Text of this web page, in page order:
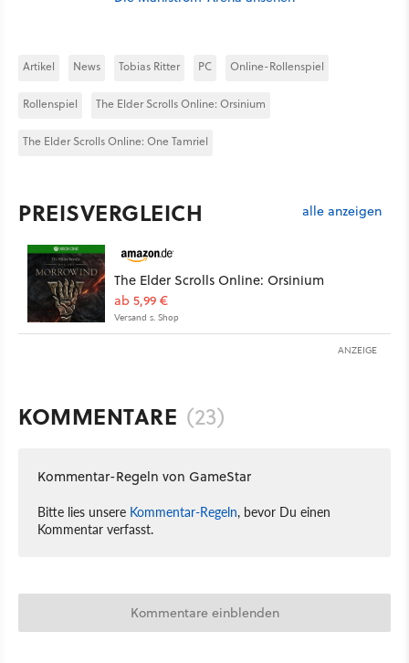
Artikel News Tobias Ritter PC Online-Rollenspiel
Rollenspiel The Elder Scrolls Online: Orsinium
The Elder Scrolls Online: One Tamriel
PREISVERGLEICH alle anzeigen
The Elder Scrolls Online: Orsinium
ab 5,99 €
Versand s. Shop
ANZEIGE
KOMMENTARE (23)
Kommentar-Regeln von GameStar
Bitte lies unsere Kommentar-Regeln, bevor Du einen
Kommentar verfasst.
Kommentare einblenden